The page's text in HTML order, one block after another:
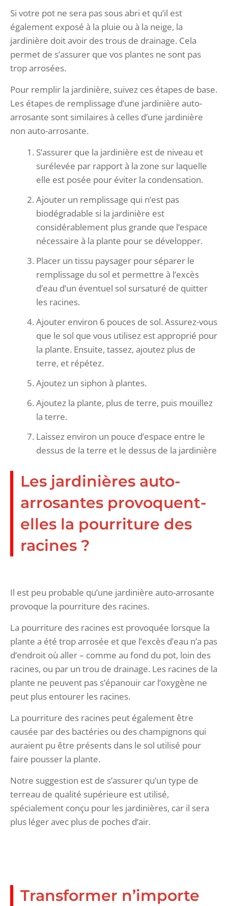
Si votre pot ne sera pas sous abri et qu’il est
également exposé à la pluie ou à la neige, la
jardinière doit avoir des trous de drainage. Cela
permet de s’assurer que vos plantes ne sont pas
trop arrosées.
Pour remplir la jardinière, suivez ces étapes de base.
Les étapes de remplissage d’une jardinière auto-
arrosante sont similaires à celles d’une jardinière
non auto-arrosante.
S’assurer que la jardinière est de niveau et
surélevée par rapport à la zone sur laquelle
elle est posée pour éviter la condensation.
Ajouter un remplissage qui n’est pas
biodégradable si la jardinière est
considérablement plus grande que l’espace
nécessaire à la plante pour se développer.
Placer un tissu paysager pour séparer le
remplissage du sol et permettre à l’excès
d’eau d’un éventuel sol sursaturé de quitter
les racines.
Ajouter environ 6 pouces de sol. Assurez-vous
que le sol que vous utilisez est approprié pour
la plante. Ensuite, tassez, ajoutez plus de
terre, et répétez.
Ajoutez un siphon à plantes.
Ajoutez la plante, plus de terre, puis mouillez
la terre.
Laissez environ un pouce d’espace entre le
dessus de la terre et le dessus de la jardinière
Les jardinières auto-
arrosantes provoquent-
elles la pourriture des
racines ?
Il est peu probable qu’une jardinière auto-arrosante
provoque la pourriture des racines.
La pourriture des racines est provoquée lorsque la
plante a été trop arrosée et que l’excès d’eau n’a pas
d’endroit où aller – comme au fond du pot, loin des
racines, ou par un trou de drainage. Les racines de la
plante ne peuvent pas s’épanouir car l’oxygène ne
peut plus entourer les racines.
La pourriture des racines peut également être
causée par des bactéries ou des champignons qui
auraient pu être présents dans le sol utilisé pour
faire pousser la plante.
Notre suggestion est de s’assurer qu’un type de
terreau de qualité supérieure est utilisé,
spécialement conçu pour les jardinières, car il sera
plus léger avec plus de poches d’air.
Transformer n’importe